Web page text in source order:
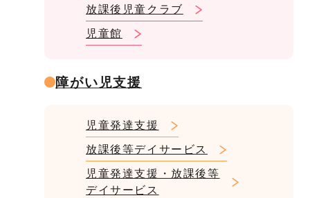
放課後児童クラブ
児童館
障がい児支援
児童発達支援
放課後等デイサービス
児童発達支援・放課後等
デイサービス